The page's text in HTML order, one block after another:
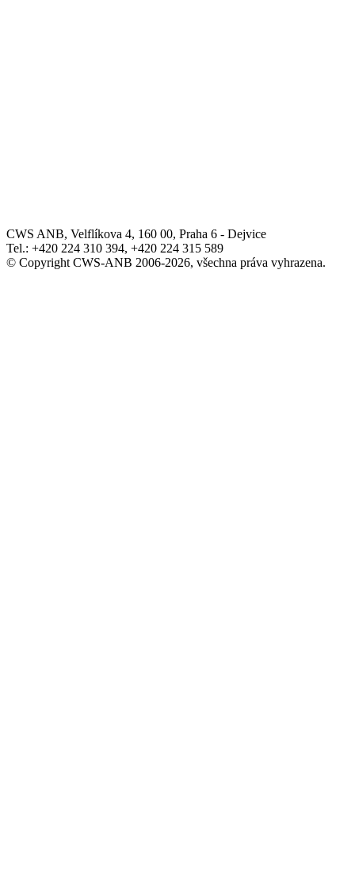
CWS ANB, Velflíkova 4, 160 00, Praha 6 - Dejvice
Tel.: +420 224 310 394, +420 224 315 589
© Copyright CWS-ANB 2006-2026, všechna práva vyhrazena.